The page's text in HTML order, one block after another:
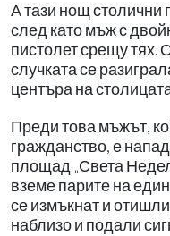
А тази нощ столични
след като мъж с
пистолет срещу тях.
случката се
центъра на
Преди това мъжът,
гражданство, е
площад „Света
вземе парите на
се измъкнат и
наблизо и подали